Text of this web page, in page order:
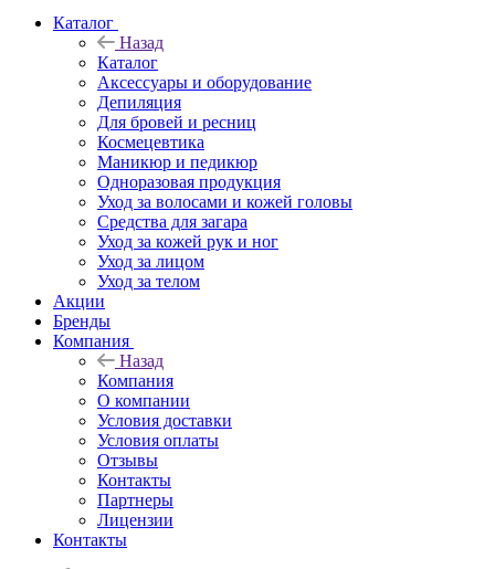
Каталог
Назад
Каталог
Аксессуары и оборудование
Депиляция
Для бровей и ресниц
Космецевтика
Маникюр и педикюр
Одноразовая продукция
Уход за волосами и кожей головы
Средства для загара
Уход за кожей рук и ног
Уход за лицом
Уход за телом
Акции
Бренды
Компания
Назад
Компания
О компании
Условия доставки
Условия оплаты
Отзывы
Контакты
Партнеры
Лицензии
Контакты